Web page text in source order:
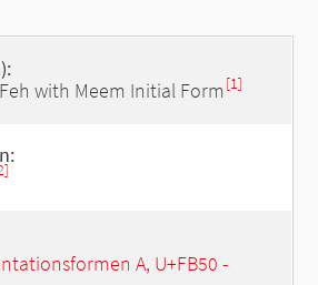
with Meem Initial Form [1]
A, U+FB50 -